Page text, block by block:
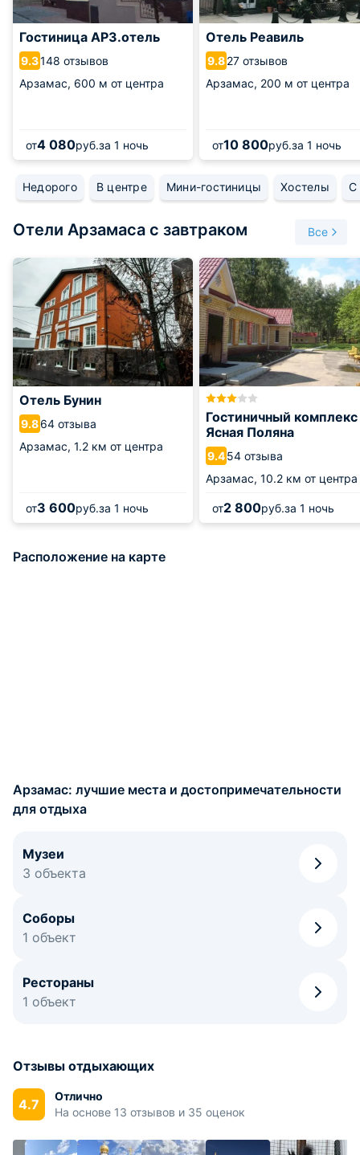
Гостиница AРЗ.отель
9.3148 отзывов
Арзамас, 600 м от центра
от4 080руб.за 1 ночь
Отель Реавиль
9.827 отзывов
Арзамас, 200 м от центра
от10 800руб.за 1 ночь
Недорого В центре Мини-гостиницы Хостелы С
Отели Арзамаса с завтраком Все
Отель Бунин
9.864 отзыва
Арзамас, 1.2 км от центра
от3 600руб.за 1 ночь
Гостиничный комплекс
Ясная Поляна
9.454 отзыва
Арзамас, 10.2 км от центра
от2 800руб.за 1 ночь
Расположение на карте
Арзамас: лучшие места и достопримечательности
для отдыха
Музеи
3 объекта
Соборы
1 объект
Рестораны
1 объект
Отзывы отдыхающих
4.7
Отлично
На основе 13 отзывов и 35 оценок